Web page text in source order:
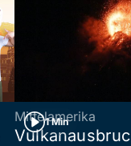
1 Min
Mittelamerika